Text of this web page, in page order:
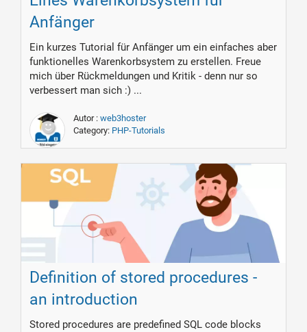
Anfänger
Ein kurzes Tutorial für Anfänger um ein einfaches aber
funktionelles Warenkorbsystem zu erstellen. Freue
mich über Rückmeldungen und Kritik - denn nur so
verbessert man sich :) ...
Autor : web3hoster
Category: PHP-Tutorials
Definition of stored procedures -
an introduction
Stored procedures are predefined SQL code blocks